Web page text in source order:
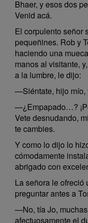
Bhaer, y esos dos
Venid acá.
El corpulento señor
pequeñines. Rob y
haciendo una
manos al visitante,
a la lumbre, le dijo:
—Siéntate, hijo mío,
—¿Empapado…?
Vete desnudando,
te cambies.
Y como lo dijo lo
cómodamente
abrigado con
La señora le ofreció
preguntar antes a
—No, tía Jo,
afectuosamente el